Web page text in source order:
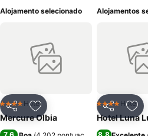
Alojamento selecionado
PartilharAdicionar aos favoritos
4 EstrelasHotel
Mercure Olbia
Alojamentos
Partilhar
4 EstrelasHotel
Hotel Luna